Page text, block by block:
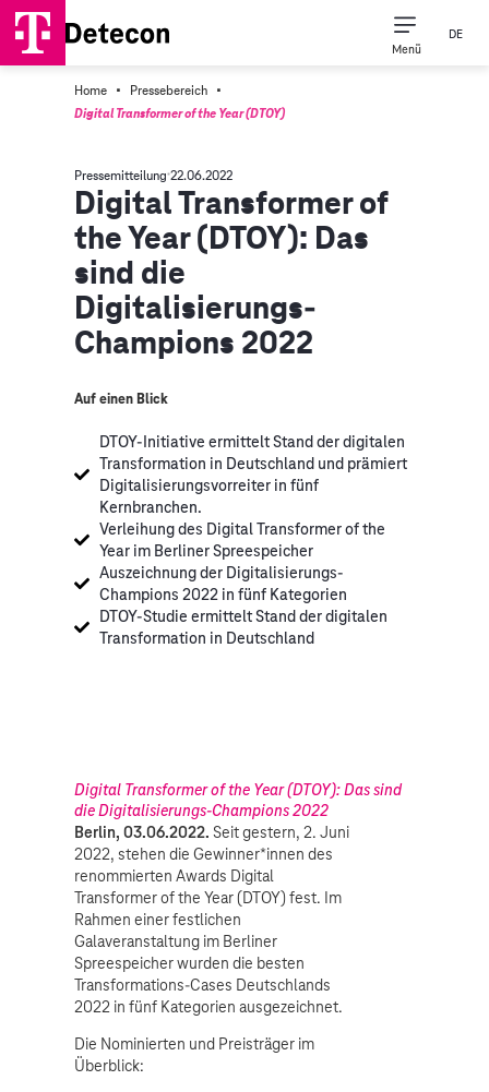
Menü
DE
Home · Pressebereich ·
Digital Transformer of the Year (DTOY)
Pressemitteilung 22.06.2022
Digital Transformer of
the Year (DTOY): Das
sind die
Digitalisierungs-
Champions 2022
Auf einen Blick
DTOY-Initiative ermittelt Stand der digitalen
Transformation in Deutschland und prämiert
Digitalisierungsvorreiter in fünf
Kernbranchen.
Verleihung des Digital Transformer of the
Year im Berliner Spreespeicher
Auszeichnung der Digitalisierungs-
Champions 2022 in fünf Kategorien
DTOY-Studie ermittelt Stand der digitalen
Transformation in Deutschland
Digital Transformer of the Year (DTOY): Das sind
die Digitalisierungs-Champions 2022
Berlin, 03.06.2022. Seit gestern, 2. Juni
2022, stehen die Gewinner*innen des
renommierten Awards Digital
Transformer of the Year (DTOY) fest. Im
Rahmen einer festlichen
Galaveranstaltung im Berliner
Spreespeicher wurden die besten
Transformations-Cases Deutschlands
2022 in fünf Kategorien ausgezeichnet.
Die Nominierten und Preisträger im
Überblick: